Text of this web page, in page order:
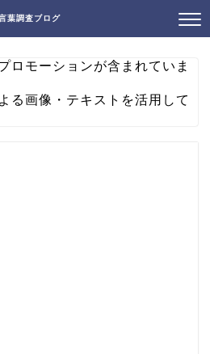
葉調査ブログ
ロモーションが含まれていま
る画像・テキストを活用して